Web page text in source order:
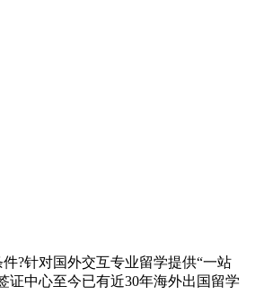
?针对国外交互专业留学提供“一站
证中心至今已有近30年海外出国留学